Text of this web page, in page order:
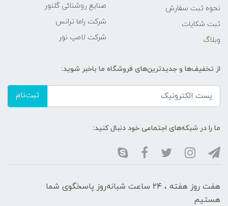
نحوه ثبت سفارش
ثبت شکایات
وبلاگ
صنایع روشنائی گلنور
شرکت راما ترانس
شرکت لامپ نور
از تخفیف‌ها و جدیدترین‌های فروشگاه ما باخبر شوید:
ثبت‌نام
ما را در شبکه‌های اجتماعی خود دنبال کنید:
هفت روز هفته ، ۲۴ ساعت شبانه‌روز پاسخگوی شما
هستیم